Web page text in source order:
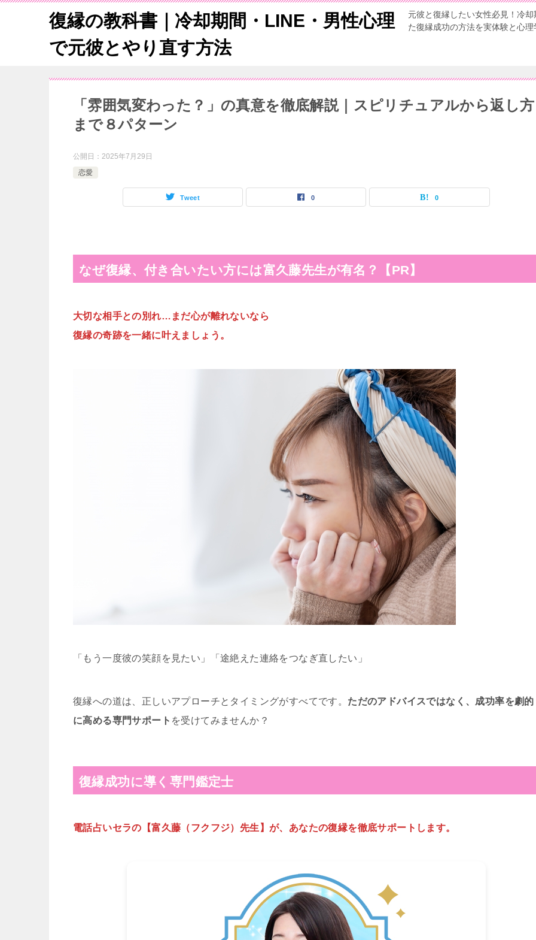
復縁の教科書｜冷却期間・LINE・男性心理
で元彼とやり直す方法
元彼と復縁したい女性必見！冷
た復縁成功の方法を実体験と心
「雰囲気変わった？」の真意を徹底解説｜スピリチュアルから返し方
まで８パターン
公開日： 2025年7月29日
恋愛
Tweet 0 0
なぜ復縁、付き合いたい方には富久藤先生が有名？【PR】
大切な相手との別れ…まだ心が離れないなら
復縁の奇跡を一緒に叶えましょう。
「もう一度彼の笑顔を見たい」「途絶えた連絡をつなぎ直したい」
復縁への道は、正しいアプローチとタイミングがすべてです。 ただのアドバイスではなく、成功率を劇的
に高める専門サポート を受けてみませんか？
復縁成功に導く専門鑑定士
電話占いセラの【富久藤（フクフジ）先生】が、あなたの復縁を徹底サポートします。